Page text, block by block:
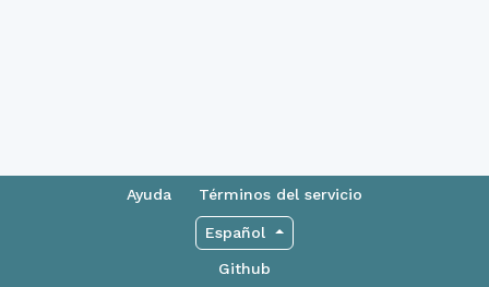
Ayuda Términos del servicio
Español
Github